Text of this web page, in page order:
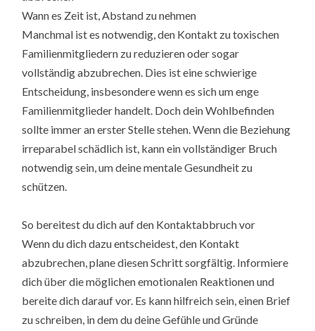
Wann es Zeit ist, Abstand zu nehmen
Manchmal ist es notwendig, den Kontakt zu toxischen
Familienmitgliedern zu reduzieren oder sogar
vollständig abzubrechen. Dies ist eine schwierige
Entscheidung, insbesondere wenn es sich um enge
Familienmitglieder handelt. Doch dein Wohlbefinden
sollte immer an erster Stelle stehen. Wenn die Beziehung
irreparabel schädlich ist, kann ein vollständiger Bruch
notwendig sein, um deine mentale Gesundheit zu
schützen.
So bereitest du dich auf den Kontaktabbruch vor
Wenn du dich dazu entscheidest, den Kontakt
abzubrechen, plane diesen Schritt sorgfältig. Informiere
dich über die möglichen emotionalen Reaktionen und
bereite dich darauf vor. Es kann hilfreich sein, einen Brief
zu schreiben, in dem du deine Gefühle und Gründe